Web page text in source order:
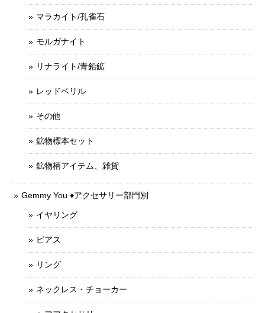
マラカイト/孔雀石
モルガナイト
リナライト/青鉛鉱
レッドベリル
その他
鉱物標本セット
鉱物柄アイテム、雑貨
Gemmy You ♦︎アクセサリー部門別
イヤリング
ピアス
リング
ネックレス・チョーカー